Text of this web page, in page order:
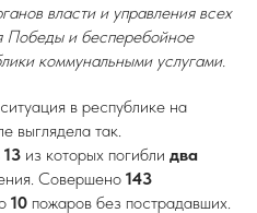
власти и управления всех
Победы и бесперебойное
коммунальными услугами.
в республике на
выглядела так.
13 из которых погибли два
Совершено 143
10 пожаров без пострадавших.